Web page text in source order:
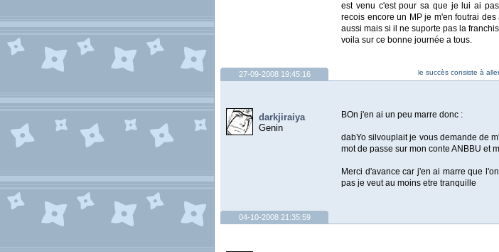
est venu c'est pour sa que je lui ai
recois encore un MP je m'en foutrai
aussi mais si il ne suporte pas la
voila sur ce bonne journée a tous.
le succès consiste à
27-09-2008 19:45:16
darkjiraiya
Genin
BOn j'en ai un peu marre donc :
dabYo silvouplait je vous demande de
mot de passe sur mon conte ANBBU et
Merci d'avance car j'en ai marre que
pas je veut au moins etre tranquille
04-10-2008 21:35:59